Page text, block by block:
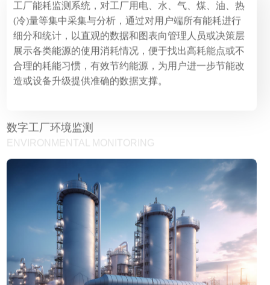
工厂能耗监测系统，对工厂用电、水、气、煤、油、热
(冷)量等集中采集与分析，通过对用户端所有能耗进行
细分和统计，以直观的数据和图表向管理人员或决策层
展示各类能源的使用消耗情况，便于找出高耗能点或不
合理的耗能习惯，有效节约能源，为用户进一步节能改
造或设备升级提供准确的数据支撑。
数字工厂环境监测
ENVIRONMENTAL MONITORING